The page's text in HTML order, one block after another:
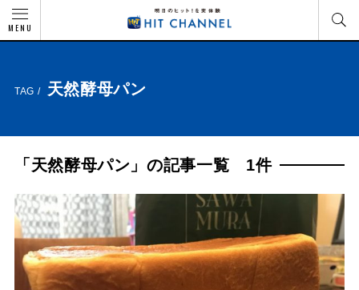
MENU
TAG / 天然酵母パン
「天然酵母パン」の記事一覧 1件